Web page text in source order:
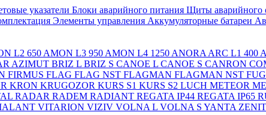
указатели Блоки аварийного питания Щиты аварийного
Элементы управления Аккумуляторные батареи
L2 650 AMON L3 950 AMON L4 1250 ANORA ARC L1 400
AZIMUT BRIZ L BRIZ S CANOE L CANOE S CANRON
FIRMUS FLAG FLAG NST FLAGMAN FLAGMAN NST
KRON KRUGOZOR KURS S1 KURS S2 LUCH METEOR
RADAR RADEM RADIANT REGATA IP44 REGATA IP65
VITARION VIZIV VOLNA L VOLNA S YANTA ZENIT